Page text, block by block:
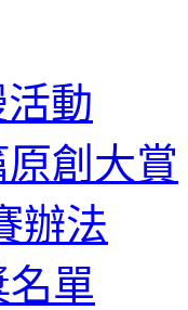
動
創大賞
辦法
單